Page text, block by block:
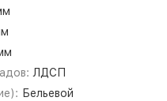
ЛДСП
Бельевой